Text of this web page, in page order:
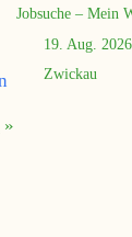
Jobsuche – Mein
19. Aug. 2026
Zwickau